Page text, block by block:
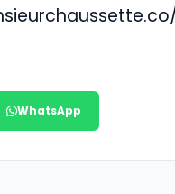
WhatsApp